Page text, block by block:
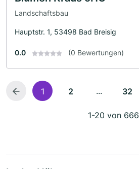
Landschaftsbau
Hauptstr. 1, 53498 Bad Breisig
0.0 (0 Bewertungen)
1 2 ... 32
1-20 von 666